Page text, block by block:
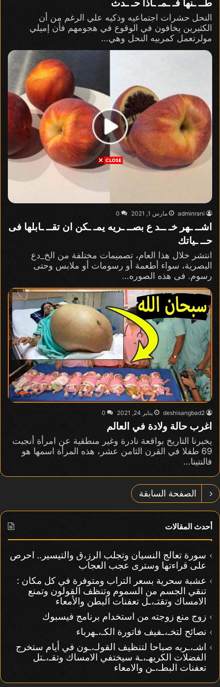
طــ ـنها فـ ـمـ ـاذا حـ ـدث
النحل حشرات اجتماعيه وذكيه علي الرغم من أن
الكثيرين يخافون في الوقوع في هجومهم فأن إميلي
مولرتعمل كمربيه النحل وهي…
adminrani مارس 1, 2021 0
اشــ ـهر خـ ــد ع بصــ ـريه يمـ ـكن ان تقــ ـابلها فى
حــ ـياتك
انتشر خلال هذا العام، تصميمات مختلفة من الخ_دع
البصرية، سواء أطعمة أو رسومات أو ملابس وحتى
رسوم. فى هذه الصوره…
deshisangbad2 يناير 24, 2021 0
اغرب حالة ولادة في العالم
يخبرنا التاريخ بواقعة نادرة وغير منطقية عن امرأة أنجبت
69 طفلا في القرن الثامن عشر، هذه المرأة اسمها هو
فالنتينا…
الصفحة السابقة
أحدث المقالات
سورة تعالج النسيان وتجلب الرز،ق والتيسير.. احرص
على قراءتها وسترى عجب العجاب
عشبة سحرية بسعر التراب ومتوفرة في كل مكان :
تنقي الجسم من السموم وتنظف القولون وتمنع
الامساك وتقتـ،ـل تعفنات البطن والأمعاء
زوج منع زوجته من استخدام برنامج فيسبوك
نصائح لتخـ،ـفيف فاتورة الكـ،ـهرباء
اشـ،ـربه صباحا لتنظيف القولـ،ـون في أيام ستخرج
الفضلات الكريهـ،ـة سيختفي الامساك وتقـ،ـتل
تعفنات البطـ،ـن والامعاء